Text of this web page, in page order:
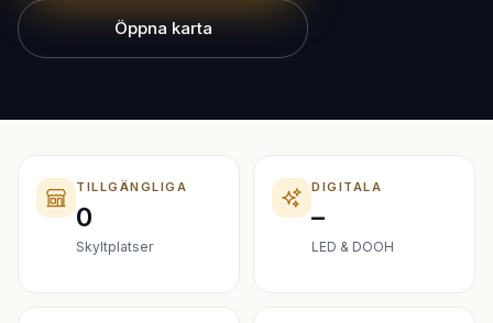
Öppna karta
TILLGÄNGLIGA
0
Skyltplatser
DIGITALA
–
LED & DOOH